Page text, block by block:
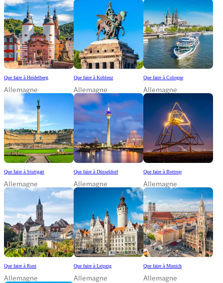
Que faire à Heidelberg
Allemagne
Que faire à Koblenz
Allemagne
Que faire à Cologne
Allemagne
Que faire à Stuttgart
Allemagne
Que faire à Düsseldorf
Allemagne
Que faire à Bottrop
Allemagne
Que faire à Rust
Allemagne
Que faire à Leipzig
Allemagne
Que faire à Munich
Allemagne